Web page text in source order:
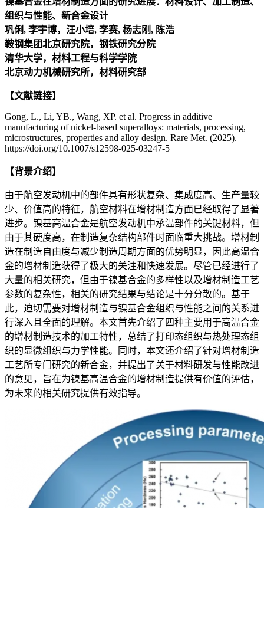
组织与性能、新合金设计
巩俐, 李宇博，汪小培, 李赛, 杨志刚, 陈浩
鞍钢集团北京研究院，钢铁研究分院
清华大学，材料工程与科学学院
北京动力机械研究所，材料研究部
【文献链接】
Gong, L., Li, YB., Wang, XP. et al. Progress in additive
manufacturing of nickel-based superalloys: materials, processing,
microstructures, properties and alloy design. Rare Met. (2025).
https://doi.org/10.1007/s12598-025-03247-5
【背景介绍】
由于航空发动机中的部件具有形状复杂、集成度高、生产量较
少、价值高的特征，航空材料在增材制造方面已经取得了显著
进步。镍基高温合金是航空发动机中承温部件的关键材料，但
由于其硬度高，在制造复杂结构部件时面临重大挑战。增材制
造在制造自由度与减少制造周期方面的优势明显，因此高温合
金的增材制造获得了极大的关注和快速发展。尽管已经进行了
大量的相关研究，但由于镍基合金的多样性以及增材制造工艺
参数的复杂性，相关的研究结果与结论是十分分散的。基于
此，迫切需要对增材制造与镍基合金组织与性能之间的关系进
行深入且全面的理解。本文首先介绍了四种主要用于高温合金
的增材制造技术的加工特性，总结了打印态组织与热处理态组
织的显微组织与力学性能。同时，本文还介绍了针对增材制造
工艺所专门研究的新合金，并提出了关于材料研发与性能改进
的意见，旨在为镍基高温合金的增材制造提供有价值的评估，
为未来的相关研究提供有效指导。